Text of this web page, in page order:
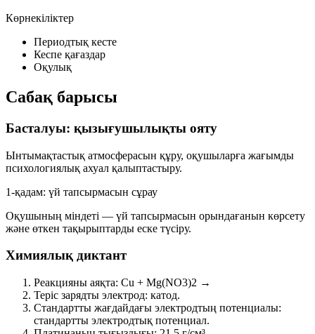
Көрнекіліктер
Периодтық кесте
Кеспе қағаздар
Оқулық
Сабақ барысы
Басталуы: қызығушылықты ояту
Ынтымақтастық атмосферасын құру, оқушыларға жағымды
психологиялық ахуал қалыптастыру.
1-қадам: үй тапсырмасын сұрау
Оқушының міндеті — үй тапсырмасын орындағанын көрсету
және өткен тақырыптарды еске түсіру.
Химиялық диктант
Реакцияны аяқта: Cu + Mg(NO3)2 →
Теріс зарядты электрод: катод.
Стандартты жағдайдағы электродтың потенциалы:
стандартты электродтық потенциал.